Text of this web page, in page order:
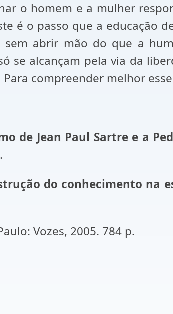
o homem e a mulher
é o passo que a educação
abrir mão do que a
se alcançam pela via da
compreender melhor
de Jean Paul Sartre e a
do conhecimento na
Vozes, 2005. 784 p.